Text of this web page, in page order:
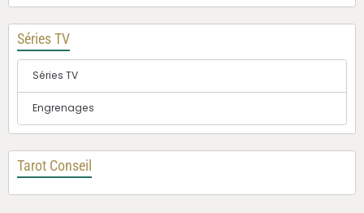
Séries TV
Séries TV
Engrenages
Tarot Conseil